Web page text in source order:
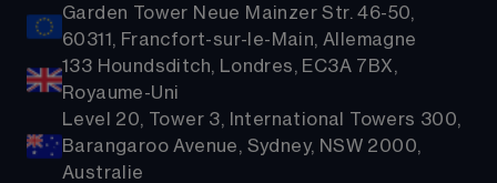
Garden Tower Neue Mainzer Str. 46-50,
60311, Francfort-sur-le-Main, Allemagne
133 Houndsditch, Londres, EC3A 7BX,
Royaume-Uni
Level 20, Tower 3, International Towers 300,
Barangaroo Avenue, Sydney, NSW 2000,
Australie